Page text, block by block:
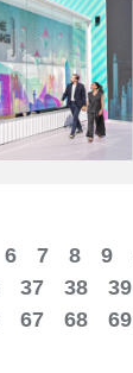
6 7 8 9
37 38 39
67 68 69